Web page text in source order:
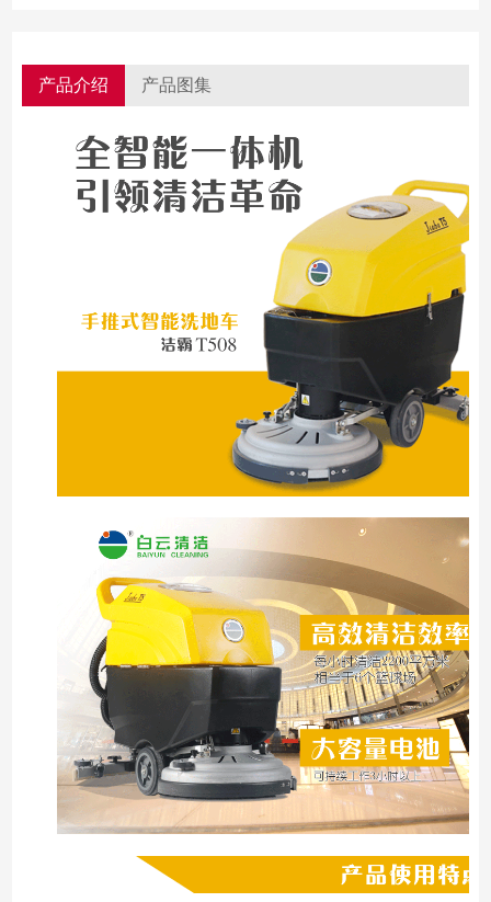
产品介绍 产品图集